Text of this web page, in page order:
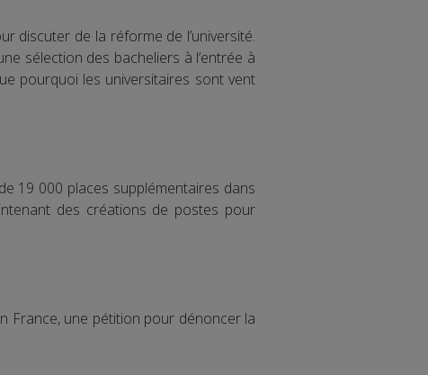
discuter de la réforme de l’université.
sélection des bacheliers à l’entrée à
pourquoi les universitaires sont vent
19 000 places supplémentaires dans
des créations de postes pour
France, une pétition pour dénoncer la